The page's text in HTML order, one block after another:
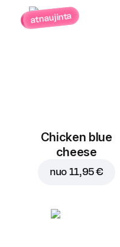
atnaujinta
Chicken blue
cheese
nuo 11,95 €